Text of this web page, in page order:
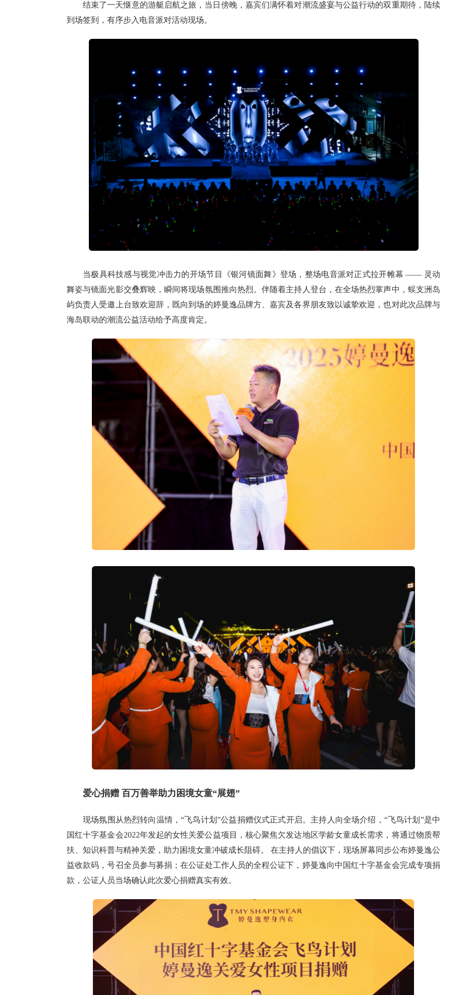
结束了一天惬意的游艇启航之旅，当日傍晚，嘉宾们满怀着对潮流盛宴与公益行动的双重期待，陆续
到场签到，有序步入电音派对活动现场。
当极具科技感与视觉冲击力的开场节目《银河镜面舞》登场，整场电音派对正式拉开帷幕 —— 灵动
舞姿与镜面光影交叠辉映，瞬间将现场氛围推向热烈。伴随着主持人登台，在全场热烈掌声中，蜈支洲岛
屿负责人受邀上台致欢迎辞，既向到场的婷曼逸品牌方、嘉宾及各界朋友致以诚挚欢迎，也对此次品牌与
海岛联动的潮流公益活动给予高度肯定。
爱心捐赠 百万善举助力困境女童“展翅”
现场氛围从热烈转向温情，“飞鸟计划”公益捐赠仪式正式开启。主持人向全场介绍，“飞鸟计划”是中
国红十字基金会2022年发起的女性关爱公益项目，核心聚焦欠发达地区学龄女童成长需求，将通过物质帮
扶、知识科普与精神关爱，助力困境女童冲破成长阻碍。 在主持人的倡议下，现场屏幕同步公布婷曼逸公
益收款码，号召全员参与募捐；在公证处工作人员的全程公证下，婷曼逸向中国红十字基金会完成专项捐
款，公证人员当场确认此次爱心捐赠真实有效。